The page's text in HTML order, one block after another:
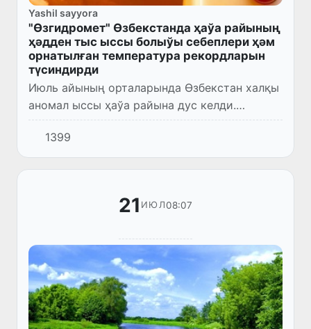
Yashil sayyora
"Өзгидромет" Өзбекстанда ҳаўа райының
ҳәдден тыс ыссы болыўы себеплери ҳәм
орнатылған температура рекордларын
түсиндирди
Июль айының орталарында Өзбекстан халқы
аномал ыссы ҳаўа райына дус келди.
Ҳаўаның ыссы болыўы әсте-ақырынлық
пенен жүз берип, ыссының ең жоқары
дәрежеси республика аймағының үлкен...
1399
21 ИЮЛ08:07